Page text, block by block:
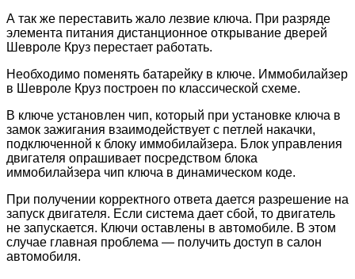
А так же переставить жало лезвие ключа. При разряде
элемента питания дистанционное открывание дверей
Шевроле Круз перестает работать.
Необходимо поменять батарейку в ключе. Иммобилайзер
в Шевроле Круз построен по классической схеме.
В ключе установлен чип, который при установке ключа в
замок зажигания взаимодействует с петлей накачки,
подключенной к блоку иммобилайзера. Блок управления
двигателя опрашивает посредством блока
иммобилайзера чип ключа в динамическом коде.
При получении корректного ответа дается разрешение на
запуск двигателя. Если система дает сбой, то двигатель
не запускается. Ключи оставлены в автомобиле. В этом
случае главная проблема — получить доступ в салон
автомобиля.